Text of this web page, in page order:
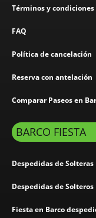
Términos y condiciones
FAQ
Política de cancelación
Reserva con antelación
Comparar Paseos en
BARCO FIESTA
Despedidas de Solteras
Despedidas de Solteros
Fiesta en Barco